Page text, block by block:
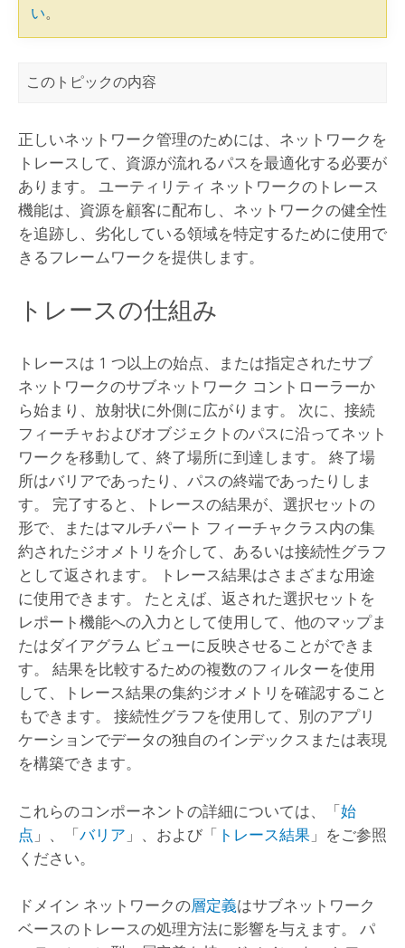
い。
このトピックの内容
正しいネットワーク管理のためには、ネットワークを
トレースして、資源が流れるパスを最適化する必要が
あります。 ユーティリティ ネットワークのトレース
機能は、資源を顧客に配布し、ネットワークの健全性
を追跡し、劣化している領域を特定するために使用で
きるフレームワークを提供します。
トレースの仕組み
トレースは 1 つ以上の始点、または指定されたサブ
ネットワークのサブネットワーク コントローラーか
ら始まり、放射状に外側に広がります。 次に、接続
フィーチャおよびオブジェクトのパスに沿ってネット
ワークを移動して、終了場所に到達します。 終了場
所はバリアであったり、パスの終端であったりしま
す。 完了すると、トレースの結果が、選択セットの
形で、またはマルチパート フィーチャクラス内の集
約されたジオメトリを介して、あるいは接続性グラフ
として返されます。 トレース結果はさまざまな用途
に使用できます。 たとえば、返された選択セットを
レポート機能への入力として使用して、他のマップま
たはダイアグラム ビューに反映させることができま
す。 結果を比較するための複数のフィルターを使用
して、トレース結果の集約ジオメトリを確認すること
もできます。 接続性グラフを使用して、別のアプリ
ケーションでデータの独自のインデックスまたは表現
を構築できます。
これらのコンポーネントの詳細については、「始
点 」、「バリア 」、および「 トレース結果 」をご参照
ください。
ドメイン ネットワークの層定義はサブネットワーク
ベースのトレースの処理方法に影響を与えます。 パ